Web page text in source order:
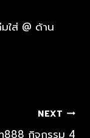
ใส่ @ ด้าน
NEXT
กิจกรรม 4